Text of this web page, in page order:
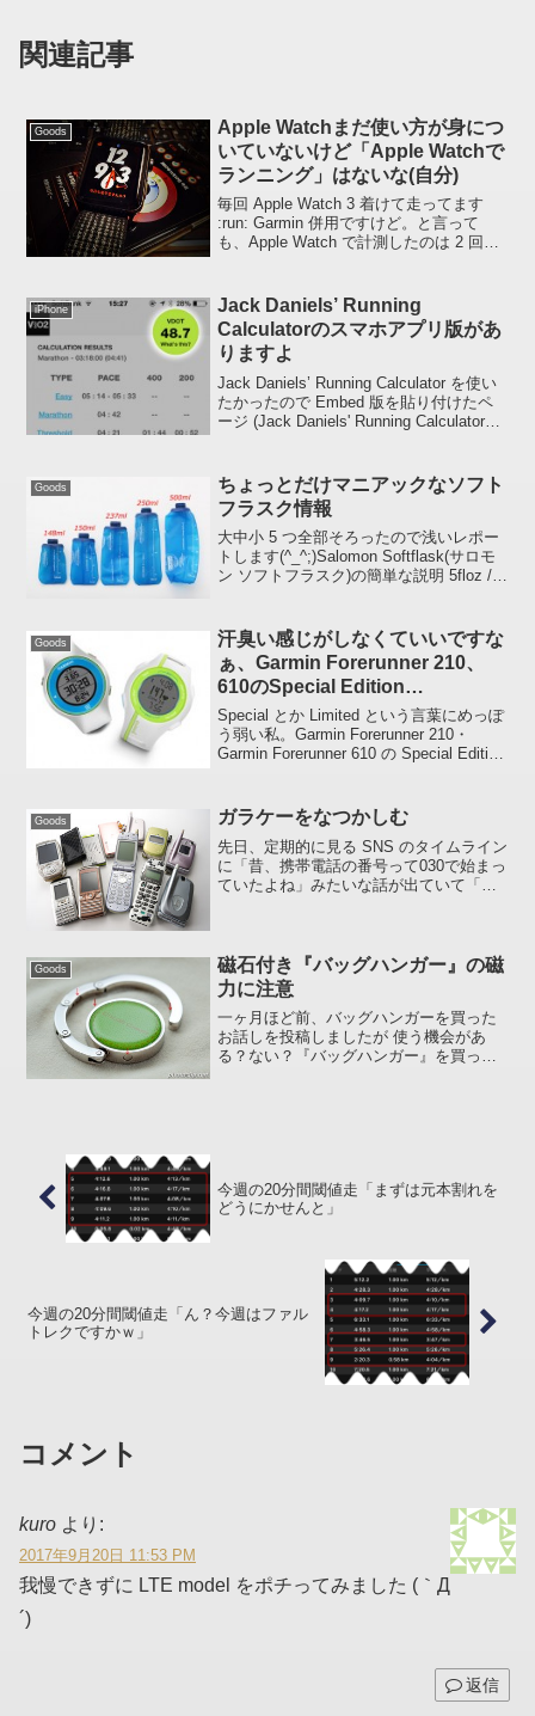
関連記事
Goods
Apple Watchまだ使い方が身につ
いていないけど「Apple Watchで
ランニング」はないな(自分)
毎回 Apple Watch 3 着けて走ってます
:run: Garmin 併用ですけど。と言って
も、Apple Watch で計測したのは 2 回だ
ストレス...
iPhone
Jack Daniels’ Running
Calculatorのスマホアプリ版があ
りますよ
Jack Daniels’ Running Calculator を使い
たかったので Embed 版を貼り付けたペ
ージ (Jack Daniels' Running Calculatorの
Goods
ちょっとだけマニアックなソフト
フラスク情報
大中小 5 つ全部そろったので浅いレポー
トします(^_^;)Salomon Softflask(サロモ
ン ソフトフラスク)の簡単な説明 5floz /
い口 ...
Goods
汗臭い感じがしなくていいですな
ぁ、Garmin Forerunner 210、
610のSpecial Edition
(Multicolor)
Special とか Limited という言葉にめっぽ
う弱い私。Garmin Forerunner 210・
Garmin Forerunner 610 の Special Edition
Goods ガラケーをなつかしむ
先日、定期的に見る SNS のタイムライン
に「昔、携帯電話の番号って030で始まっ
ていたよね」みたいな話が出ていて「そ
も思い出しま...
Goods
磁石付き『バッグハンガー』の磁
力に注意
一ヶ月ほど前、バッグハンガーを買った
お話しを投稿しましたが 使う機会があ
る？ない？『バッグハンガー』を買って
今週の20分間閾値走「まずは元本割れを
どうにかせんと」
今週の20分間閾値走「ん？今週はファル
トレクですかｗ」
コメント
kuro より:
2017年9月20日 11:53 PM
我慢できずに LTE model をポチってみました (｀Д
´)ゞ
返信